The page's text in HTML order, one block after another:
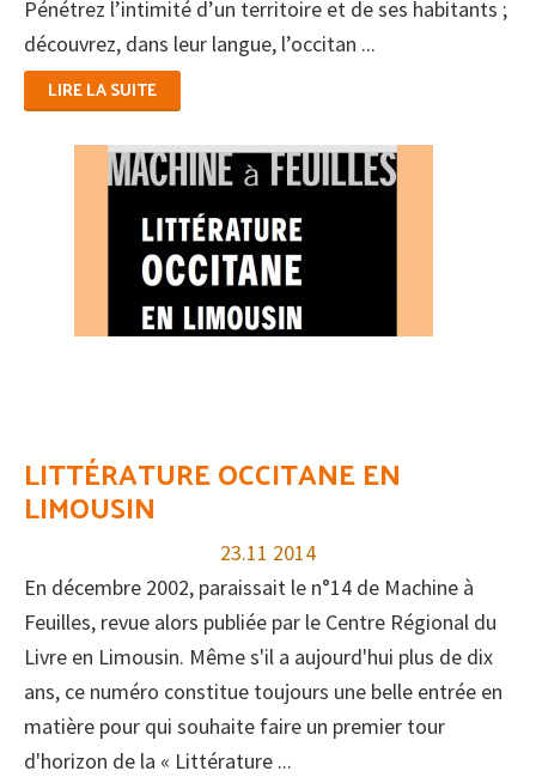
Pénétrez l’intimité d’un territoire et de ses habitants ;
découvrez, dans leur langue, l’occitan ...
LIRE LA SUITE
LITTÉRATURE OCCITANE EN
LIMOUSIN
23.11 2014
En décembre 2002, paraissait le n°14 de Machine à
Feuilles, revue alors publiée par le Centre Régional du
Livre en Limousin. Même s'il a aujourd'hui plus de dix
ans, ce numéro constitue toujours une belle entrée en
matière pour qui souhaite faire un premier tour
d'horizon de la « Littérature ...